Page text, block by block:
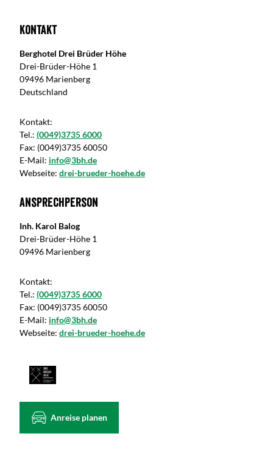
Kontakt
Berghotel Drei Brüder Höhe
Drei-Brüder-Höhe 1
09496 Marienberg
Deutschland
Kontakt:
Tel.: (0049)3735 6000
Fax: (0049)3735 60050
E-Mail: info@3bh.de
Webseite: drei-brueder-hoehe.de
Ansprechperson
Inh. Karol Balog
Drei-Brüder-Höhe 1
09496 Marienberg
Kontakt:
Tel.: (0049)3735 6000
Fax: (0049)3735 60050
E-Mail: info@3bh.de
Webseite: drei-brueder-hoehe.de
Anreise planen